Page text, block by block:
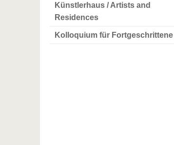
Künstlerhaus / Artists and
Residences
Kolloquium für Fortgeschrittene